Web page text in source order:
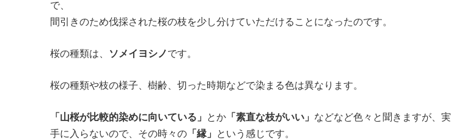
で、
間引きのため伐採された桜の枝を少し分けていただけることになったのです。
桜の種類は、 ソメイヨシノです。
桜の種類や枝の様子、樹齢、切った時期などで染まる色は異なります。
「山桜が比較的染めに向いている」 とか 「素直な枝がいい」 などなど色々と聞きますが、
手に入らないので、その時々の 「縁」 という感じです。